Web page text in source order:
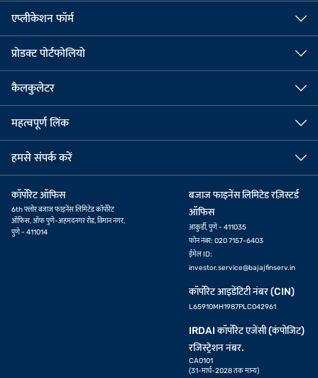
एप्लीकेशन फॉर्म
प्रोडक्ट पोर्टफोलियो
कैलकुलेटर
महत्वपूर्ण लिंक
हमसे संपर्क करें
कॉर्पोरेट ऑफिस
6th फ्लोर बजाज फाइनेंस लिमिटेड कॉर्पोरेट
ऑफिस, ऑफ पुणे-अहमदनगर रोड, विमान नगर,
पुणे - 411014
बजाज फाइनेंस लिमिटेड रज़िस्टर्ड
ऑफिस
आकुर्डी, पुणे - 411035
फोन नंबर: 020 7157-6403
ईमेल ID:
investor.service@bajajfinserv.in
कॉर्पोरेट आइडेंटिटी नंबर (CIN)
L65910MH1987PLC042961
IRDAI कॉर्पोरेट एजेंसी (कंपोजिट)
रजिस्ट्रेशन नंबर.
CA0101
(31-मार्च-2028 तक मान्य)